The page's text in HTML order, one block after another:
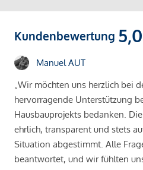
Kundenbewertung 5,0
Manuel AUT
„Wir möchten uns herzlich bei
hervorragende Unterstützung
Hausbauprojekts bedanken.
ehrlich, transparent und stets
Situation abgestimmt. Alle
beantwortet, und wir fühlten